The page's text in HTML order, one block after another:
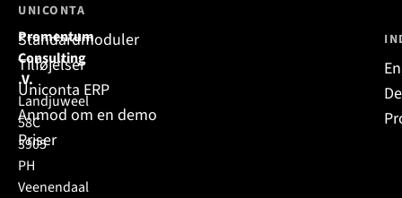
Promentum
Consulting
.V.
Landjuweel
58C
3905
PH
Veenendaal
UNICONTA
Standardmoduler
Tilføjelser
Uniconta ERP
Anmod om en demo
Priser